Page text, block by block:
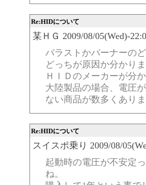
Re:HIDについて
某ＨＧ 2009/08/05(Wed)-
バラストかバーナーの
どっちが原因か分かり
ＨＩＤのメーカーが分
大陸製品の場合、電圧
ない商品が数多くあり
Re:HIDについて
スイスポ乗り 2009/08/
起動時の電圧が不安定
ね。